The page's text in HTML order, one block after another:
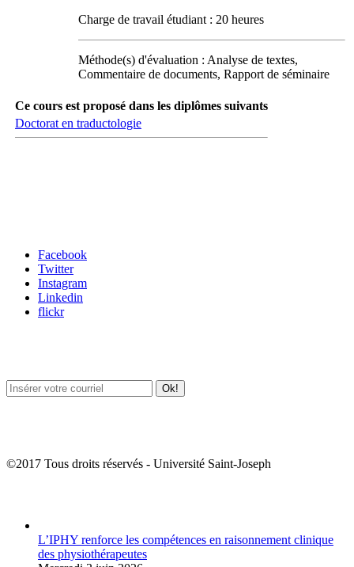
Charge de travail étudiant : 20 heures
Méthode(s) d'évaluation : Analyse de textes,
Commentaire de documents, Rapport de séminaire
Ce cours est proposé dans les diplômes suivants
Doctorat en traductologie
Facebook
Twitter
Instagram
Linkedin
flickr
©2017 Tous droits réservés - Université Saint-Joseph
L’IPHY renforce les compétences en raisonnement clinique
des physiothérapeutes